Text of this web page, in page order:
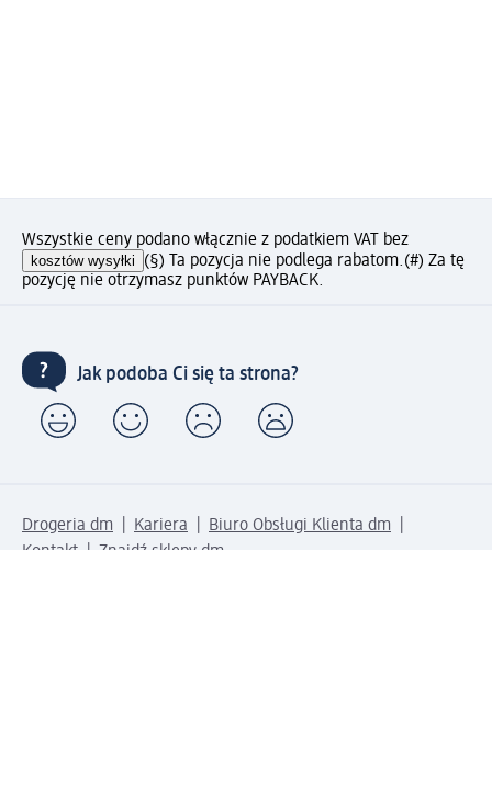
Wszystkie ceny podano włącznie z podatkiem VAT bez
kosztów wysyłki (§) Ta pozycja nie podlega rabatom.(#) Za tę
pozycję nie otrzymasz punktów PAYBACK.
Jak podoba Ci się ta strona?
Drogeria dm Kariera
Biuro Obsługi Klienta dm
Kontakt
Znajdź sklepy dm